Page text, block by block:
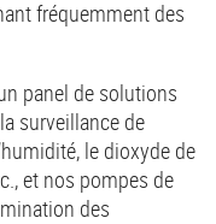
fréquemment des
panel de solutions
surveillance de
le dioxyde de
et nos pompes de
des